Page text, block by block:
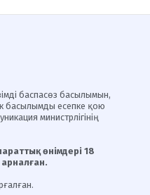
баспасөз басылымын,
басылымды есепке қою
министрлігінің
өнімдері 18